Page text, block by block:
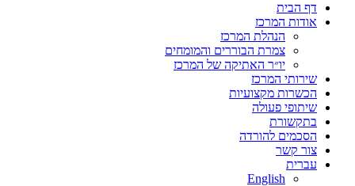
דף הבית
אודות המרכז
הנהלת המרכז
צמרת הבוררים והמומחים
יו״ר האתיקה של המרכז
שירותי המרכז
הכשרות מקצועיות
שיתופי פעולה
בתקשורת
הסכמים להורדה
צור קשר
עברית
English